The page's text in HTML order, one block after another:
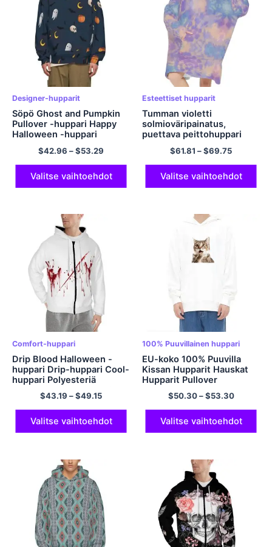
Designer-hupparit
Söpö Ghost and Pumpkin
Pullover -huppari Happy
Halloween -huppari
laivastonsininen
polyesterihuppari
$42.96 –$53.29
Valitse vaihtoehdot
Esteettiset hupparit
Tumman violetti
solmioväripainatus,
puettava peittohuppari
$61.81 –$69.75
Valitse vaihtoehdot
Comfort-huppari
Drip Blood Halloween -
huppari Drip-huppari Cool-
huppari Polyesteriä
vetoketjullinen huppari
taskuilla miehille ja naisille
$43.19 –$49.15
Valitse vaihtoehdot
100% Puuvillainen huppari
EU-koko 100% Puuvilla
Kissan Hupparit Hauskat
Hupparit Pullover
Monivärinen
$50.30–$53.30
Valitse vaihtoehdot